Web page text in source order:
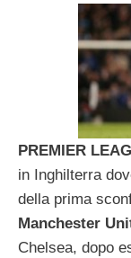
PREMIER
in Inghilterra
della prima
Manchester
Chelsea, dopo